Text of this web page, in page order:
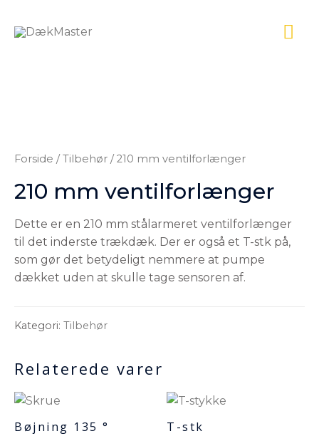
Forside /Tilbehør / 210 mm ventilforlænger
210 mm ventilforlænger
Dette er en 210 mm stålarmeret ventilforlænger
til det inderste trækdæk. Der er også et T-stk på,
som gør det betydeligt nemmere at pumpe
dækket uden at skulle tage sensoren af.
Kategori: Tilbehør
Relaterede varer
Bøjning 135 ° T-stk